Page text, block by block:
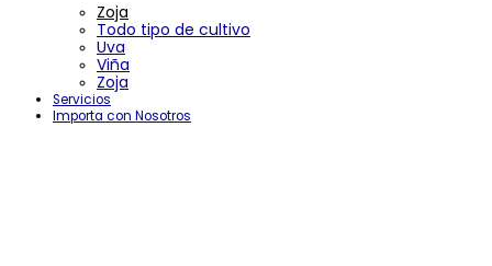
Zoja
Todo tipo de cultivo
Uva
Viña
Zoja
Servicios
Importa con Nosotros